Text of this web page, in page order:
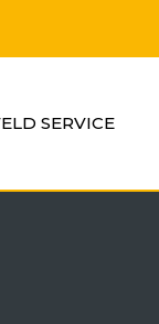
SERVICE